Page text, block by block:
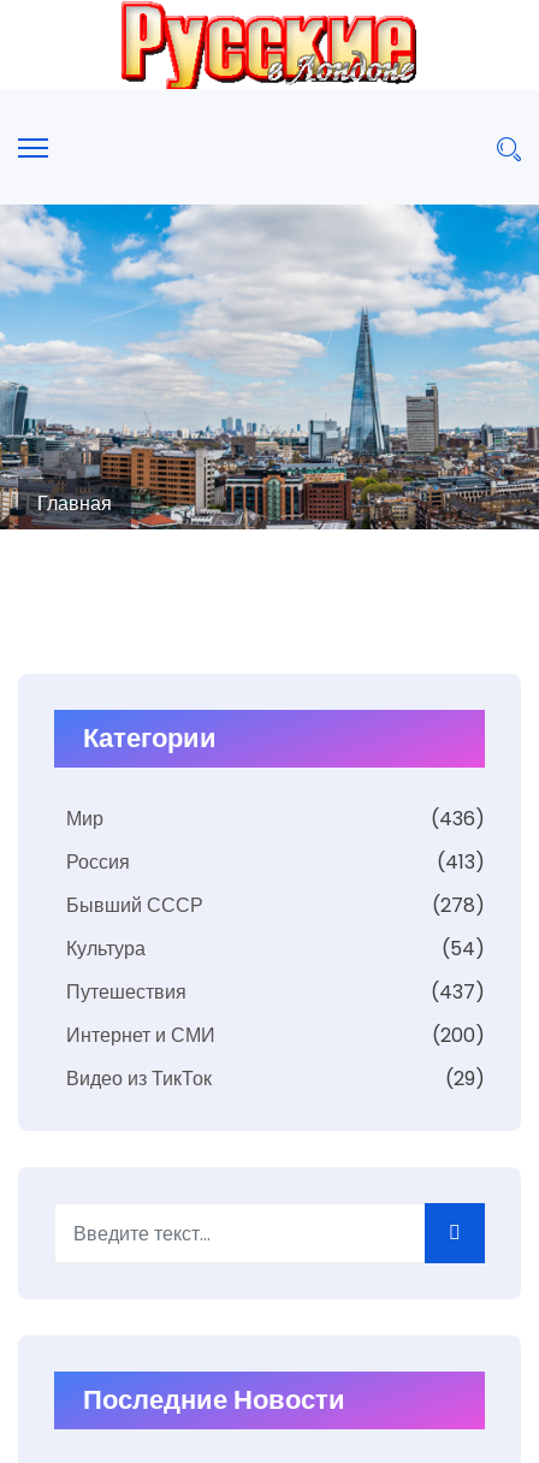
Главная
Категории
Мир
(436)
Россия
(413)
Бывший СССР
(278)
Культура
(54)
Путешествия
(437)
Интернет и СМИ
(200)
Видео из ТикТок
(29)
Последние Новости